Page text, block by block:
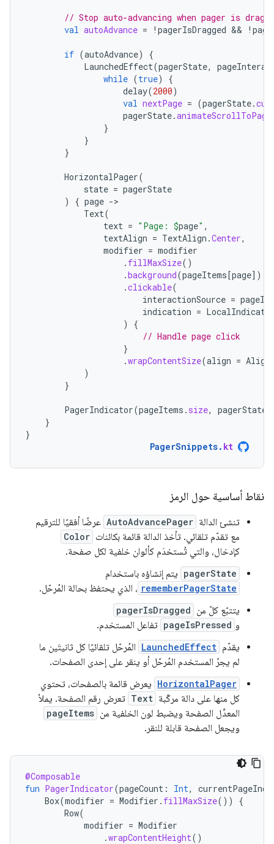
// Stop auto-advancing when pager is
val autoAdvance = ! pagerIsDragged && !
if (autoAdvance)
{
LaunchedEffect(pagerState,
while (true)
{
delay(2000)
val nextPage = (pagerState.
pagerState.animateScrollToPage
}
}
}
HorizontalPager(
state = pagerState
)
{ page -
Text(
text = "Page: $page" ,
textAlign = TextAlign .Center,
modifier = modifier
. fillMaxSize()
.background(pageItems[page] )
.clickable(
interactionSource =
indication =
)
{
// Handle page click
}
.wrapContentSize(align =
)
}
PagerIndicator(pageItems . size, pagerState
}
}
PagerSnippets. kt
نقاط أساسية حول الرمز
تنشئ الدالة AutoAdvancePager عرضًا أفقيًا للترقيم
مع تقدّم تلقائي. تأخذ الدالة قائمة بكائنات Color
كإدخال، والتي تُستخدَم كألوان خلفية لكل صفحة.
pagerState يتم إنشاؤه باستخدام
rememberPagerState ، الذي يحتفظ بحالة المُرحّل.
يتتبّع كلّ من pagerIsDragged
و pageIsPressed تفاعل المستخدم.
يقدّم LaunchedEffect المُرحّل تلقائيًا كل ثانيتَين ما
لم يجرّ المستخدم المُرحّل أو ينقر على إحدى الصفحات.
HorizontalPager يعرض قائمة بالصفحات، تحتوي
كل منها على دالة مركّبة Text تعرض رقم الصفحة. يملأ
المعدِّل الصفحة ويضبط لون الخلفية من pageItems
ويجعل الصفحة قابلة للنقر.
@Composable
fun PagerIndicator(pageCount : Int,
Box(modifier = Modifier . fillMaxSize())
{
Row(
modifier = Modifier
.wrapContentHeight()